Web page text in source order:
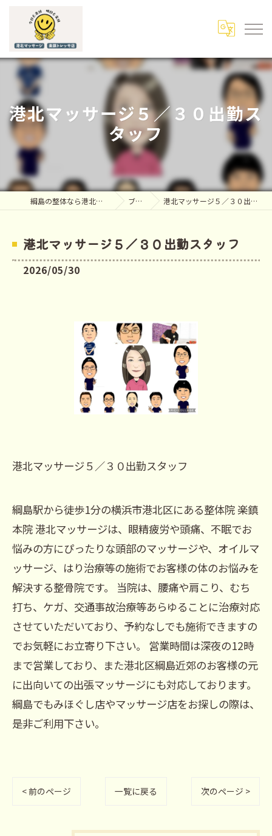
港北マッサージ５／３０出勤ス
タッフ
綱島の整体なら港北マッサージ ブログ 港北マッサージ５／３０出勤スタッフ
港北マッサージ５／３０出勤スタッフ
2026/05/30
港北マッサージ５／３０出勤スタッフ
綱島駅から徒歩1分の横浜市港北区にある整体院 楽鎮
本院 港北マッサージは、眼精疲労や頭痛、不眠でお
悩みの方にぴったりな頭部のマッサージや、オイルマ
ッサージ、はり治療等の施術でお客様の体のお悩みを
解決する整骨院です。 当院は、腰痛や肩こり、むち
打ち、ケガ、交通事故治療等あらゆることに治療対応
させていただいており、予約なしでも施術できますの
でお気軽にお立寄り下さい。 営業時間は深夜の12時
まで営業しており、また港北区綱島近郊のお客様の元
に出向いての出張マッサージにも対応しております。
綱島でもみほぐし店やマッサージ店をお探しの際は、
是非ご利用下さい。
< 前のページ 一覧に戻る 次のページ >